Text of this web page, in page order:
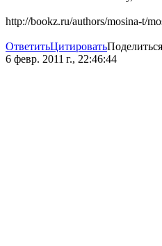
http://bookz.ru/authors/mosina-t/
ОтветитьЦитироватьПоделиться
6 февр. 2011 г., 22:46:44